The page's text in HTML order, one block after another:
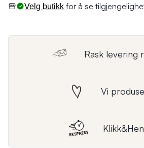
Velg butikk for å se
Rask levering
Vi